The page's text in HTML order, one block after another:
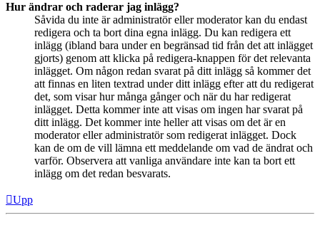
Hur ändrar och raderar jag inlägg?
Såvida du inte är administratör eller moderator kan du endast
redigera och ta bort dina egna inlägg. Du kan redigera ett
inlägg (ibland bara under en begränsad tid från det att inlägget
gjorts) genom att klicka på redigera-knappen för det relevanta
inlägget. Om någon redan svarat på ditt inlägg så kommer det
att finnas en liten textrad under ditt inlägg efter att du redigerat
det, som visar hur många gånger och när du har redigerat
inlägget. Detta kommer inte att visas om ingen har svarat på
ditt inlägg. Det kommer inte heller att visas om det är en
moderator eller administratör som redigerat inlägget. Dock
kan de om de vill lämna ett meddelande om vad de ändrat och
varför. Observera att vanliga användare inte kan ta bort ett
inlägg om det redan besvarats.
Upp